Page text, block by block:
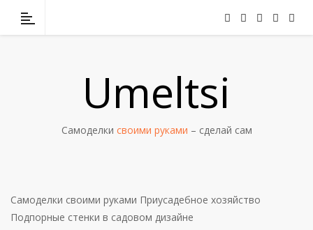
Umeltsi
Самоделки своими руками – сделай сам
Самоделки своими руками Приусадебное хозяйство
Подпорные стенки в садовом дизайне